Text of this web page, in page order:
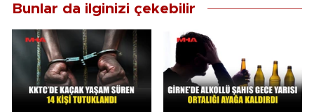
Bunlar da ilginizi çekebilir